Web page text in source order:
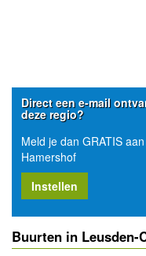
Direct een e-mail
deze regio?
Meld je dan GRATIS
Hamershof
Instellen
Buurten in Leusden-